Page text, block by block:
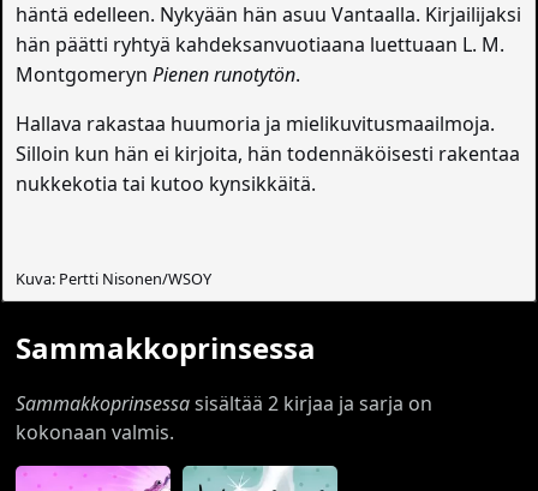
häntä edelleen. Nykyään hän asuu Vantaalla. Kirjailijaksi
hän päätti ryhtyä kahdeksanvuotiaana luettuaan L. M.
MontgomerynPienen runotytön.
Hallava rakastaa huumoria ja mielikuvitusmaailmoja.
Silloin kun hän ei kirjoita, hän todennäköisesti rakentaa
nukkekotia tai kutoo kynsikkäitä.
Kuva: Pertti Nisonen/WSOY
Sammakkoprinsessa
Sammakkoprinsessasisältää 2 kirjaa ja sarja on
kokonaan valmis.